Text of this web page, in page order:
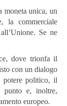
moneta unica, un
la commerciale
Se ne
dove trionfa il
con un dialogo
potere politico, il
punto e, inoltre,
europeo.